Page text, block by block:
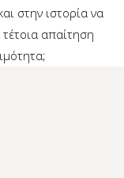
στην ιστορία να
απαίτηση